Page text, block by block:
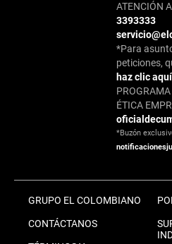
ATENCIÓN
3393333
*Para
peticiones,
haz clic aquí
ÉTICA
*Buzón
GRUPO EL COLOMBIANO
CONTÁCTANOS